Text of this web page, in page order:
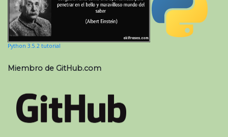
Python 3.5.2 tutorial
Miembro de GitHub.com